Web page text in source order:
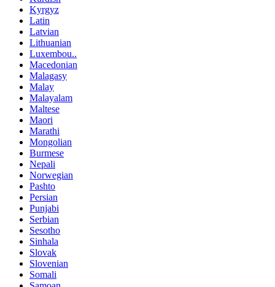
Kyrgyz
Latin
Latvian
Lithuanian
Luxembou..
Macedonian
Malagasy
Malay
Malayalam
Maltese
Maori
Marathi
Mongolian
Burmese
Nepali
Norwegian
Pashto
Persian
Punjabi
Serbian
Sesotho
Sinhala
Slovak
Slovenian
Somali